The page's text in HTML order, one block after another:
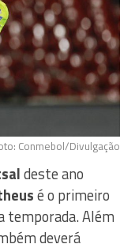
Conmebol/Divulgação
deste ano
é o primeiro
temporada. Além
deverá